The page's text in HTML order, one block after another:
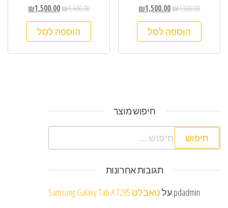
₪1,600.00
₪1,500.00
הוספה לסל
₪1,600.00
₪1,500.00
הוספה לסל
חיפוש מוצר
חיפוש:
תגובות אחרונות
pdadminעלטאבלט Samsung Galaxy Tab A T285